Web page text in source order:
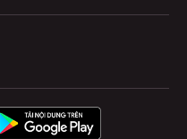
ứng dụng MoMo?